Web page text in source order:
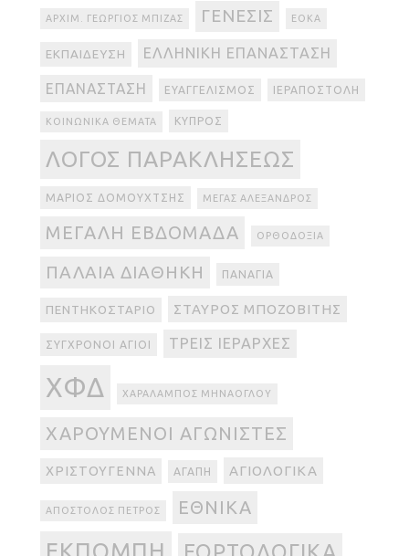
ΑΡΧΙΜ. ΓΕΏΡΓΙΟΣ ΜΠΊΖΑΣ ΓΈΝΕΣΙΣ ΕΟΚΑ
ΕΚΠΑΊΔΕΥΣΗ ΕΛΛΗΝΙΚΉ ΕΠΑΝΆΣΤΑΣΗ
ΕΠΑΝΆΣΤΑΣΗ ΕΥΑΓΓΕΛΙΣΜΌΣ ΙΕΡΑΠΟΣΤΟΛΉ
ΚΟΙΝΩΝΙΚΆ ΘΈΜΑΤΑ ΚΎΠΡΟΣ
ΛΌΓΟΣ ΠΑΡΑΚΛΉΣΕΩΣ
ΜΆΡΙΟΣ ΔΟΜΟΥΧΤΣΉΣ ΜΈΓΑΣ ΑΛΈΞΑΝΔΡΟΣ
ΜΕΓΆΛΗ ΕΒΔΟΜΆΔΑ ΟΡΘΟΔΟΞΊΑ
ΠΑΛΑΙΆ ΔΙΑΘΉΚΗ ΠΑΝΑΓΊΑ
ΠΕΝΤΗΚΟΣΤΆΡΙΟ ΣΤΑΎΡΟΣ ΜΠΟΖΟΒΊΤΗΣ
ΣΎΓΧΡΟΝΟΙ ΆΓΙΟΙ ΤΡΕΙΣ ΙΕΡΆΡΧΕΣ
ΧΦΔ ΧΑΡΆΛΑΜΠΟΣ ΜΗΝΆΟΓΛΟΥ
ΧΑΡΟΎΜΕΝΟΙ ΑΓΩΝΙΣΤΈΣ
ΧΡΙΣΤΟΎΓΕΝΝΑ ΑΓΆΠΗ ΑΓΙΟΛΟΓΙΚΆ
ΑΠΌΣΤΟΛΟΣ ΠΈΤΡΟΣ ΕΘΝΙΚΆ